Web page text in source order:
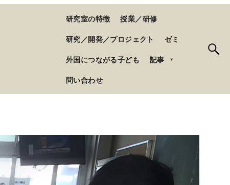
研究室の特徴
授業／研修
研究／開発／プロジェクト
ゼミ
外国につながる子ども
記事
問い合わせ